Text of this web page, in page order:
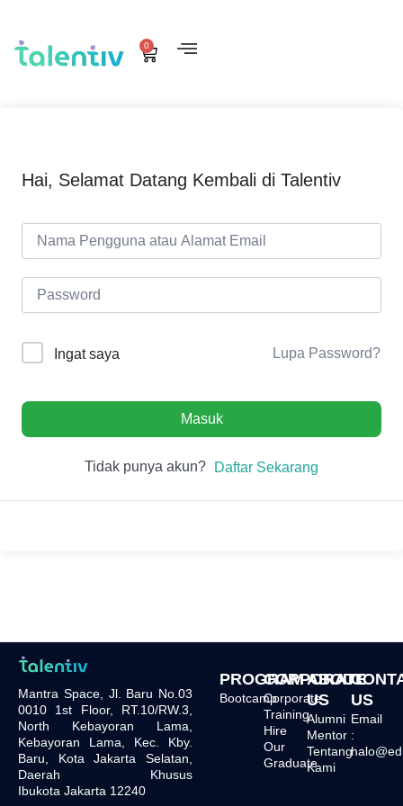
0
Hai, Selamat Datang Kembali di Talentiv
Ingat saya Lupa Password?
Masuk
Tidak punya akun? Daftar Sekarang
Mantra Space, Jl. Baru No.03
0010 1st Floor, RT.10/RW.3,
North Kebayoran Lama,
Kebayoran Lama, Kec. Kby.
Baru, Kota Jakarta Selatan,
Daerah Khusus
Ibukota Jakarta 12240
PROGRAM
Bootcamp
CORPORATE
Corporate
Training
Hire
Our
Graduate
ABOUT
US
Alumni
Mentor
Tentang
Kami
US
Email
: